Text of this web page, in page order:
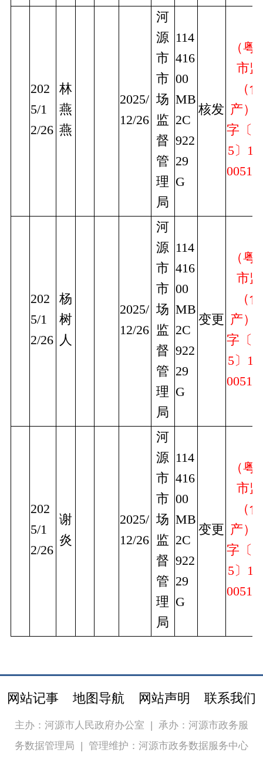
202
5/1
2/26
林
燕
燕
2025/
12/26
河
源
市
市
场
监
督
管
理
局
114
416
00
MB
2C
922
29
G
核发
（粤
市监
（食
产）
字〔
5〕
00513
202
5/1
2/26
杨
树
人
2025/
12/26
河
源
市
市
场
监
督
管
理
局
114
416
00
MB
2C
922
29
G
变更
（粤
市监
（食
产）
字〔
5〕
00514
202
5/1
2/26
谢
炎
2025/
12/26
河
源
市
市
场
监
督
管
理
局
114
416
00
MB
2C
922
29
G
变更
（粤
市监
（食
产）
字〔
5〕
00515
网站记事 地图导航 网站声明 联系我们
主办：河源市人民政府办公室 | 承办：河源市政务服
务数据管理局 | 管理维护：河源市政务数据服务中心